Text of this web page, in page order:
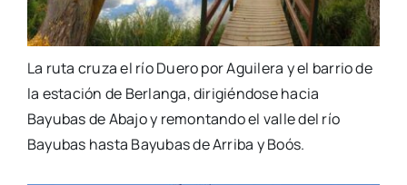
La ruta cruza el río Duero por Aguilera y el barrio de
la estación de Berlanga, dirigiéndose hacia
Bayubas de Abajo y remontando el valle del río
Bayubas hasta Bayubas de Arriba y Boós.